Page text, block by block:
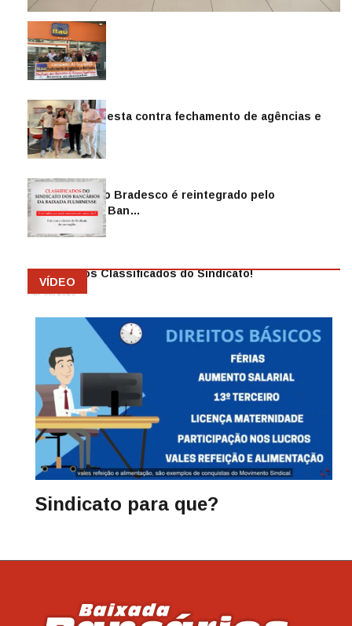
Sindicato protesta contra fechamento de agências e
as demiss…
Mai 13, 2026
Funcionário do Bradesco é reintegrado pelo
Sindicato dos Ban…
Abr 08, 2026
Anuncie nos Classificados do Sindicato!
Abr 08, 2026
VÍDEO
Sindicato para que?